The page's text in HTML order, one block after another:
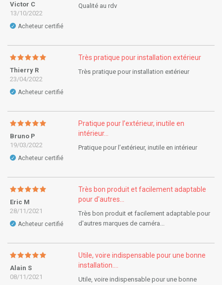
Victor C
13/10/2022
✓ Acheteur certifié
Qualité au rdv
Thierry R
23/04/2022
✓ Acheteur certifié
Très pratique pour installation extérieur
Très pratique pour installation extérieur
Bruno P
19/03/2022
✓ Acheteur certifié
Pratique pour l’extérieur, inutile en
intérieur...
Pratique pour l’extérieur, inutile en intérieur
Eric M
28/11/2021
✓ Acheteur certifié
Très bon produit et facilement adaptable
pour d'autres...
Très bon produit et facilement adaptable pour
d'autres marques de caméra...
Alain S
08/11/2021
Utile, voire indispensable pour une bonne
installation....
Utile, voire indispensable pour une bonne